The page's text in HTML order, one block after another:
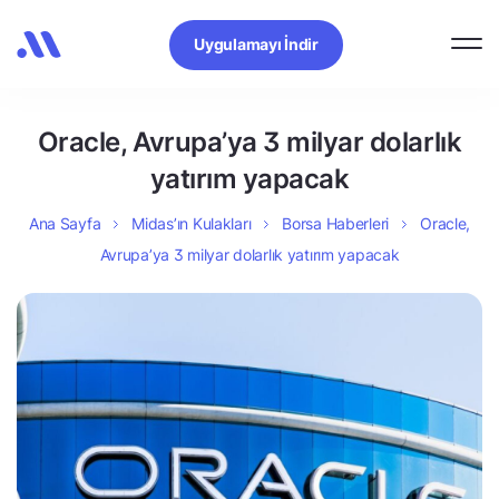
Uygulamayı İndir
Oracle, Avrupa’ya 3 milyar dolarlık
yatırım yapacak
Ana Sayfa Midas’ın Kulakları Borsa Haberleri
Oracle,
Avrupa’ya 3 milyar dolarlık yatırım yapacak